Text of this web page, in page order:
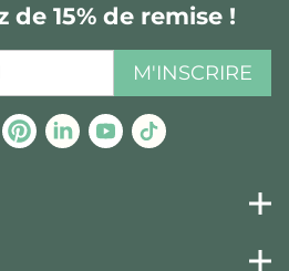
de 15% de remise !
M'INSCRIRE